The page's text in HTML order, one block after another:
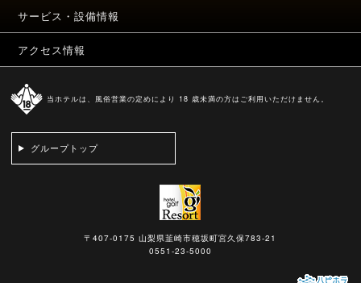
サービス・設備情報
アクセス情報
当ホテルは、風俗営業の定めにより 18 歳未満の方はご利用いただけません。
グループトップ
〒407-0175 山梨県韮崎市穂坂町宮久保783-21
0551-23-5000